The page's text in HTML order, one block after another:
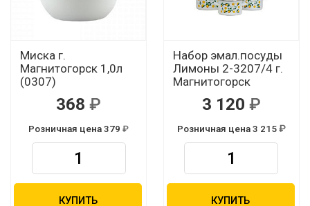
Миска г.
Магнитогорск 1,0л
(0307)
368
Розничная цена 379
КУПИТЬ
Набор эмал.посуды
Лимоны 2-3207/4 г.
Магнитогорск
3 120
Розничная цена 3 215
КУПИТЬ